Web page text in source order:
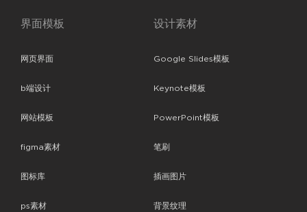
界面模板
网页界面
b端设计
网站模板
figma素材
图标库
ps素材
设计素材
Google Slides模板
Keynote模板
PowerPoint模板
笔刷
插画图片
背景纹理